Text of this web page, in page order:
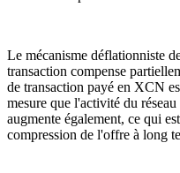
Le mécanisme déflationniste
transaction compense
de transaction payé en XCN
mesure que l'activité du
augmente également, ce qui
compression de l'offre à long